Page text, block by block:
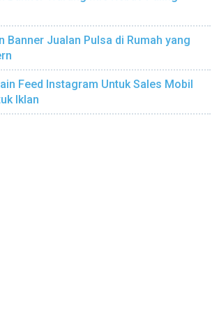
Banner Jualan Pulsa di Rumah yang
Feed Instagram Untuk Sales Mobil
Iklan